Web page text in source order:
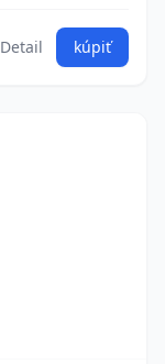
Detail kúpiť